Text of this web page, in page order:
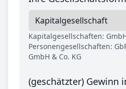
Kapitalgesellschaften:
Personengesellschaften:
GmbH & Co. KG
(geschätzter) Gewinn